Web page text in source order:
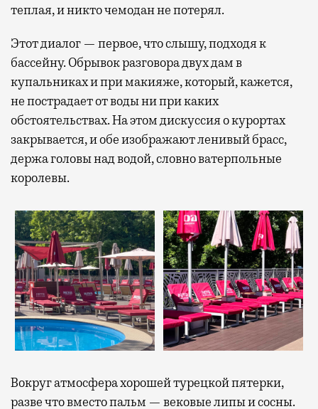
теплая, и никто чемодан не потерял.
Этот диалог — первое, что слышу, подходя к
бассейну. Обрывок разговора двух дам в
купальниках и при макияже, который, кажется,
не пострадает от воды ни при каких
обстоятельствах. На этом дискуссия о курортах
закрывается, и обе изображают ленивый брасс,
держа головы над водой, словно ватерпольные
королевы.
Вокруг атмосфера хорошей турецкой пятерки,
разве что вместо пальм — вековые липы и сосны.